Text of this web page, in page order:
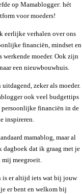
op Mamablogger: hét
voor moeders!
eerlijke verhalen over ons
financiën, mindset en
werkende moeder. Ook zijn
een nieuwbouwhuis.
zeker als moeder.
ook veel budgettips
persoonlijke financiën in de
inspireren.
mamablog, maar al
dagboek dat ik graag met je
mij meegroeit.
er altijd iets wat bij jouw
er bent en welkom bij